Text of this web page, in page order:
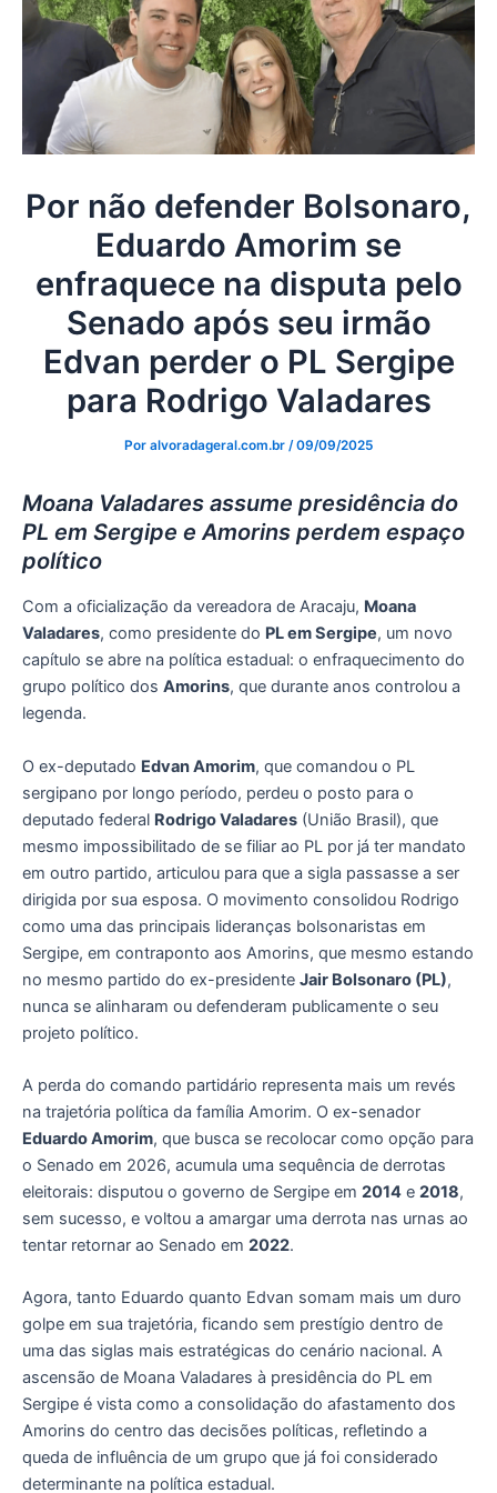
Por não defender Bolsonaro,
Eduardo Amorim se
enfraquece na disputa pelo
Senado após seu irmão
Edvan perder o PL Sergipe
para Rodrigo Valadares
Por alvoradageral.com.br /09/09/2025
Moana Valadares assume presidência do
PL em Sergipe e Amorins perdem espaço
político
Com a oficialização da vereadora de Aracaju, Moana
Valadares, como presidente do PL em Sergipe, um novo
capítulo se abre na política estadual: o enfraquecimento do
grupo político dos Amorins, que durante anos controlou a
legenda.
O ex-deputado Edvan Amorim, que comandou o PL
sergipano por longo período, perdeu o posto para o
deputado federal Rodrigo Valadares (União Brasil), que
mesmo impossibilitado de se filiar ao PL por já ter mandato
em outro partido, articulou para que a sigla passasse a ser
dirigida por sua esposa. O movimento consolidou Rodrigo
como uma das principais lideranças bolsonaristas em
Sergipe, em contraponto aos Amorins, que mesmo estando
no mesmo partido do ex-presidente Jair Bolsonaro (PL),
nunca se alinharam ou defenderam publicamente o seu
projeto político.
A perda do comando partidário representa mais um revés
na trajetória política da família Amorim. O ex-senador
Eduardo Amorim, que busca se recolocar como opção para
o Senado em 2026, acumula uma sequência de derrotas
eleitorais: disputou o governo de Sergipe em 2014 e 2018,
sem sucesso, e voltou a amargar uma derrota nas urnas ao
tentar retornar ao Senado em 2022.
Agora, tanto Eduardo quanto Edvan somam mais um duro
golpe em sua trajetória, ficando sem prestígio dentro de
uma das siglas mais estratégicas do cenário nacional. A
ascensão de Moana Valadares à presidência do PL em
Sergipe é vista como a consolidação do afastamento dos
Amorins do centro das decisões políticas, refletindo a
queda de influência de um grupo que já foi considerado
determinante na política estadual.